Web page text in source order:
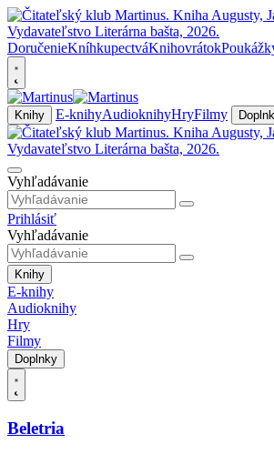
DoručenieKníhkupectváKnihovrátok
Knihy E-knihyAudioknihyHryFilmy
Vyhľadávanie
Prihlásiť
Vyhľadávanie
Knihy
E-knihy
Audioknihy
Hry
Filmy
Doplnky
Beletria